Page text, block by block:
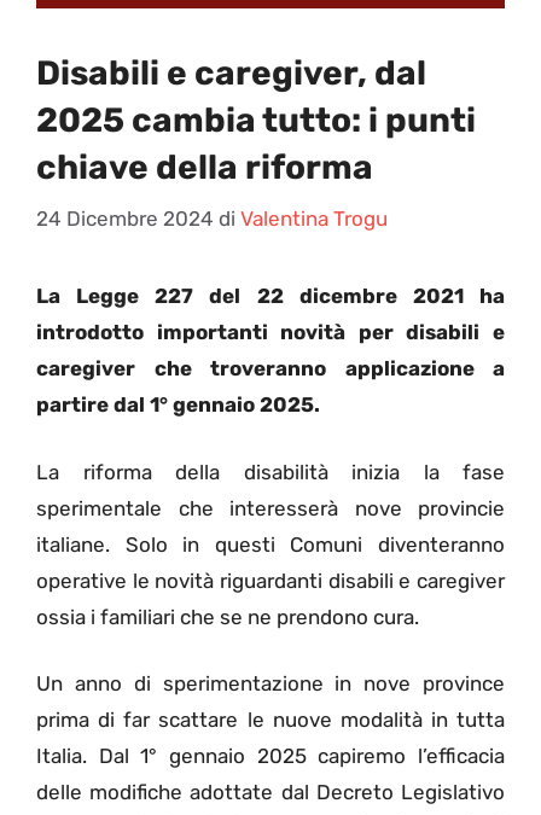
Disabili e caregiver, dal
2025 cambia tutto: i punti
chiave della riforma
24 Dicembre 2024 di Valentina Trogu
La Legge 227 del 22 dicembre 2021 ha
introdotto importanti novità per disabili e
caregiver che troveranno applicazione a
partire dal 1° gennaio 2025.
La riforma della disabilità inizia la fase
sperimentale che interesserà nove provincie
italiane. Solo in questi Comuni diventeranno
operative le novità riguardanti disabili e caregiver
ossia i familiari che se ne prendono cura.
Un anno di sperimentazione in nove province
prima di far scattare le nuove modalità in tutta
Italia. Dal 1° gennaio 2025 capiremo l’efficacia
delle modifiche adottate dal Decreto Legislativo